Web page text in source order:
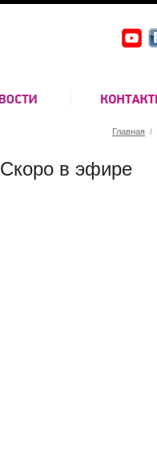
Главная /
Скоро в эфире